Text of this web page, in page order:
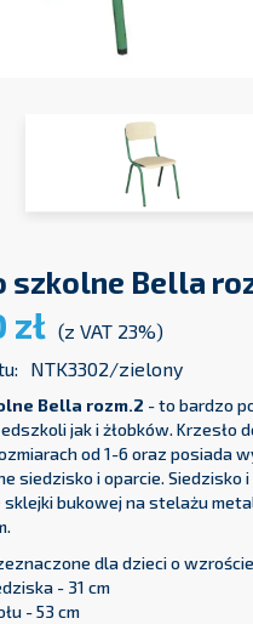
szkolne Bella
zł (z VAT 23%)
NTK3302/zielony
Bella rozm.2 - to bardzo
jak i żłobków. Krzesło
od 1-6 oraz posiada
siedzisko i oparcie. Siedzisko i
bukowej na stelażu
dla dzieci o wzroście
- 31 cm
- 53 cm